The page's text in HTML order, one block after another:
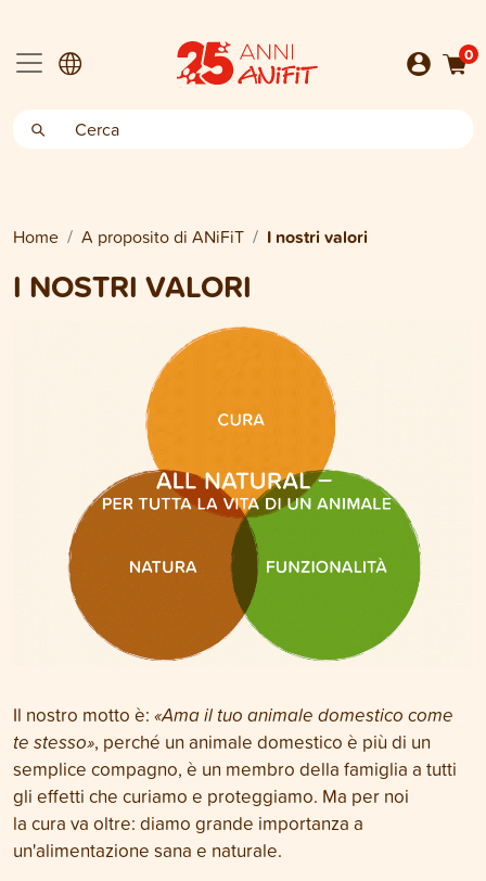
0
Home A proposito di ANiFiT I nostri valori
I NOSTRI VALORI
Il nostro motto è: «Ama il tuo animale domestico come
te stesso», perché un animale domestico è più di un
semplice compagno, è un membro della famiglia a tutti
gli effetti che curiamo e proteggiamo. Ma per noi
la cura va oltre: diamo grande importanza a
un'alimentazione sana e naturale.